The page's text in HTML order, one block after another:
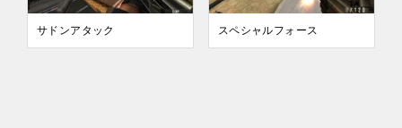
サドンアタック スペシャルフォース